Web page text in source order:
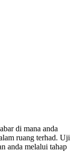
di mana anda
ruang terhad. Uji
anda melalui tahap